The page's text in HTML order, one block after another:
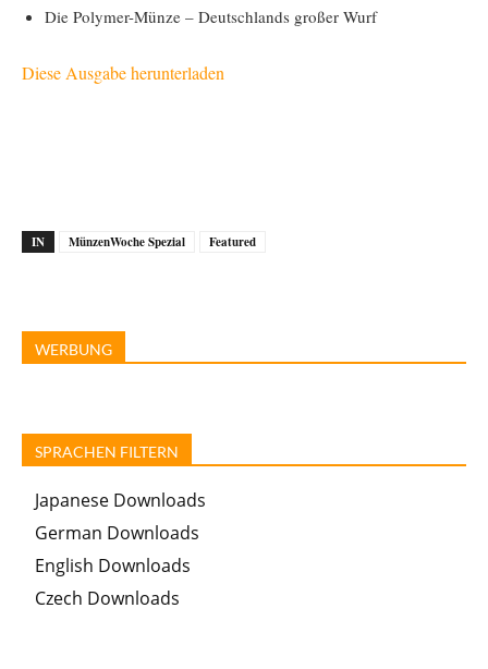
Die Polymer-Münze – Deutschlands großer Wurf
Diese Ausgabe herunterladen
IN MünzenWoche Spezial Featured
WERBUNG
SPRACHEN FILTERN
Japanese Downloads
German Downloads
English Downloads
Czech Downloads